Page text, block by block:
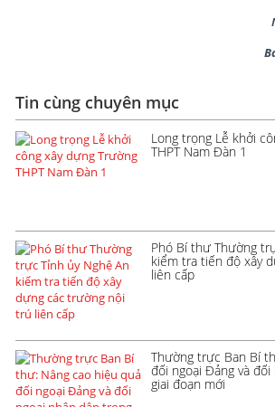
Tin cùng chuyên mục
Long trọng Lễ khởi
THPT Nam Đàn 1
Phó Bí thư Thường
kiểm tra tiến độ xây
liên cấp
Thường trực Ban Bí
đối ngoại Đảng và
giai đoạn mới